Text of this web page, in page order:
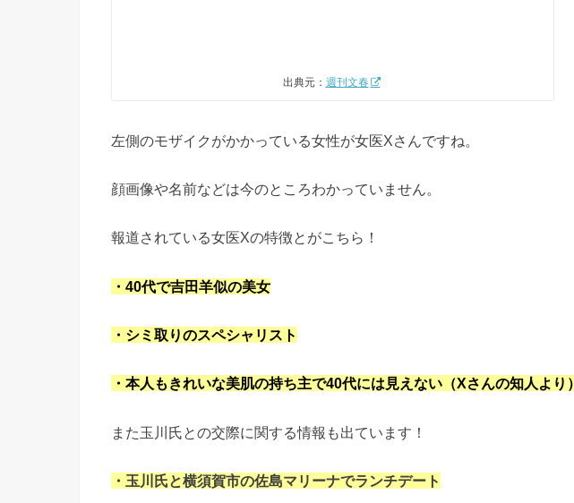
出典元： 週刊文春
左側のモザイクがかかっている女性が女医Xさんですね。
顔画像や名前などは今のところわかっていません。
報道されている女医Xの特徴とがこちら！
・40代で吉田羊似の美女
・シミ取りのスペシャリスト
・本人もきれいな美肌の持ち主で40代には見えない（Xさんの知人より）
また玉川氏との交際に関する情報も出ています！
・玉川氏と横須賀市の佐島マリーナでランチデート